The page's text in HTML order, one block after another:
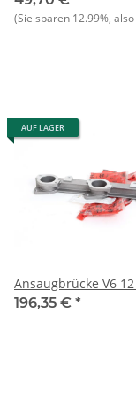
(Sie sparen 12.99%, also
AUF LAGER
196,35 € *